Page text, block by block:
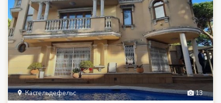
13
Кастельдефельс